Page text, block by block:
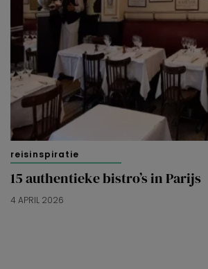
reisinspiratie
15 authentieke bistro’s in Parijs
4 APRIL 2026